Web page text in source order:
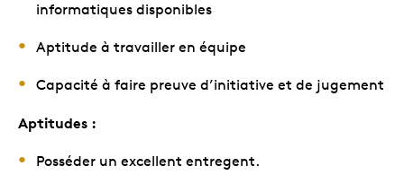
informatiques disponibles
Aptitude à travailler en équipe
Capacité à faire preuve d’initiative et de jugement
Aptitudes :
Posséder un excellent entregent.